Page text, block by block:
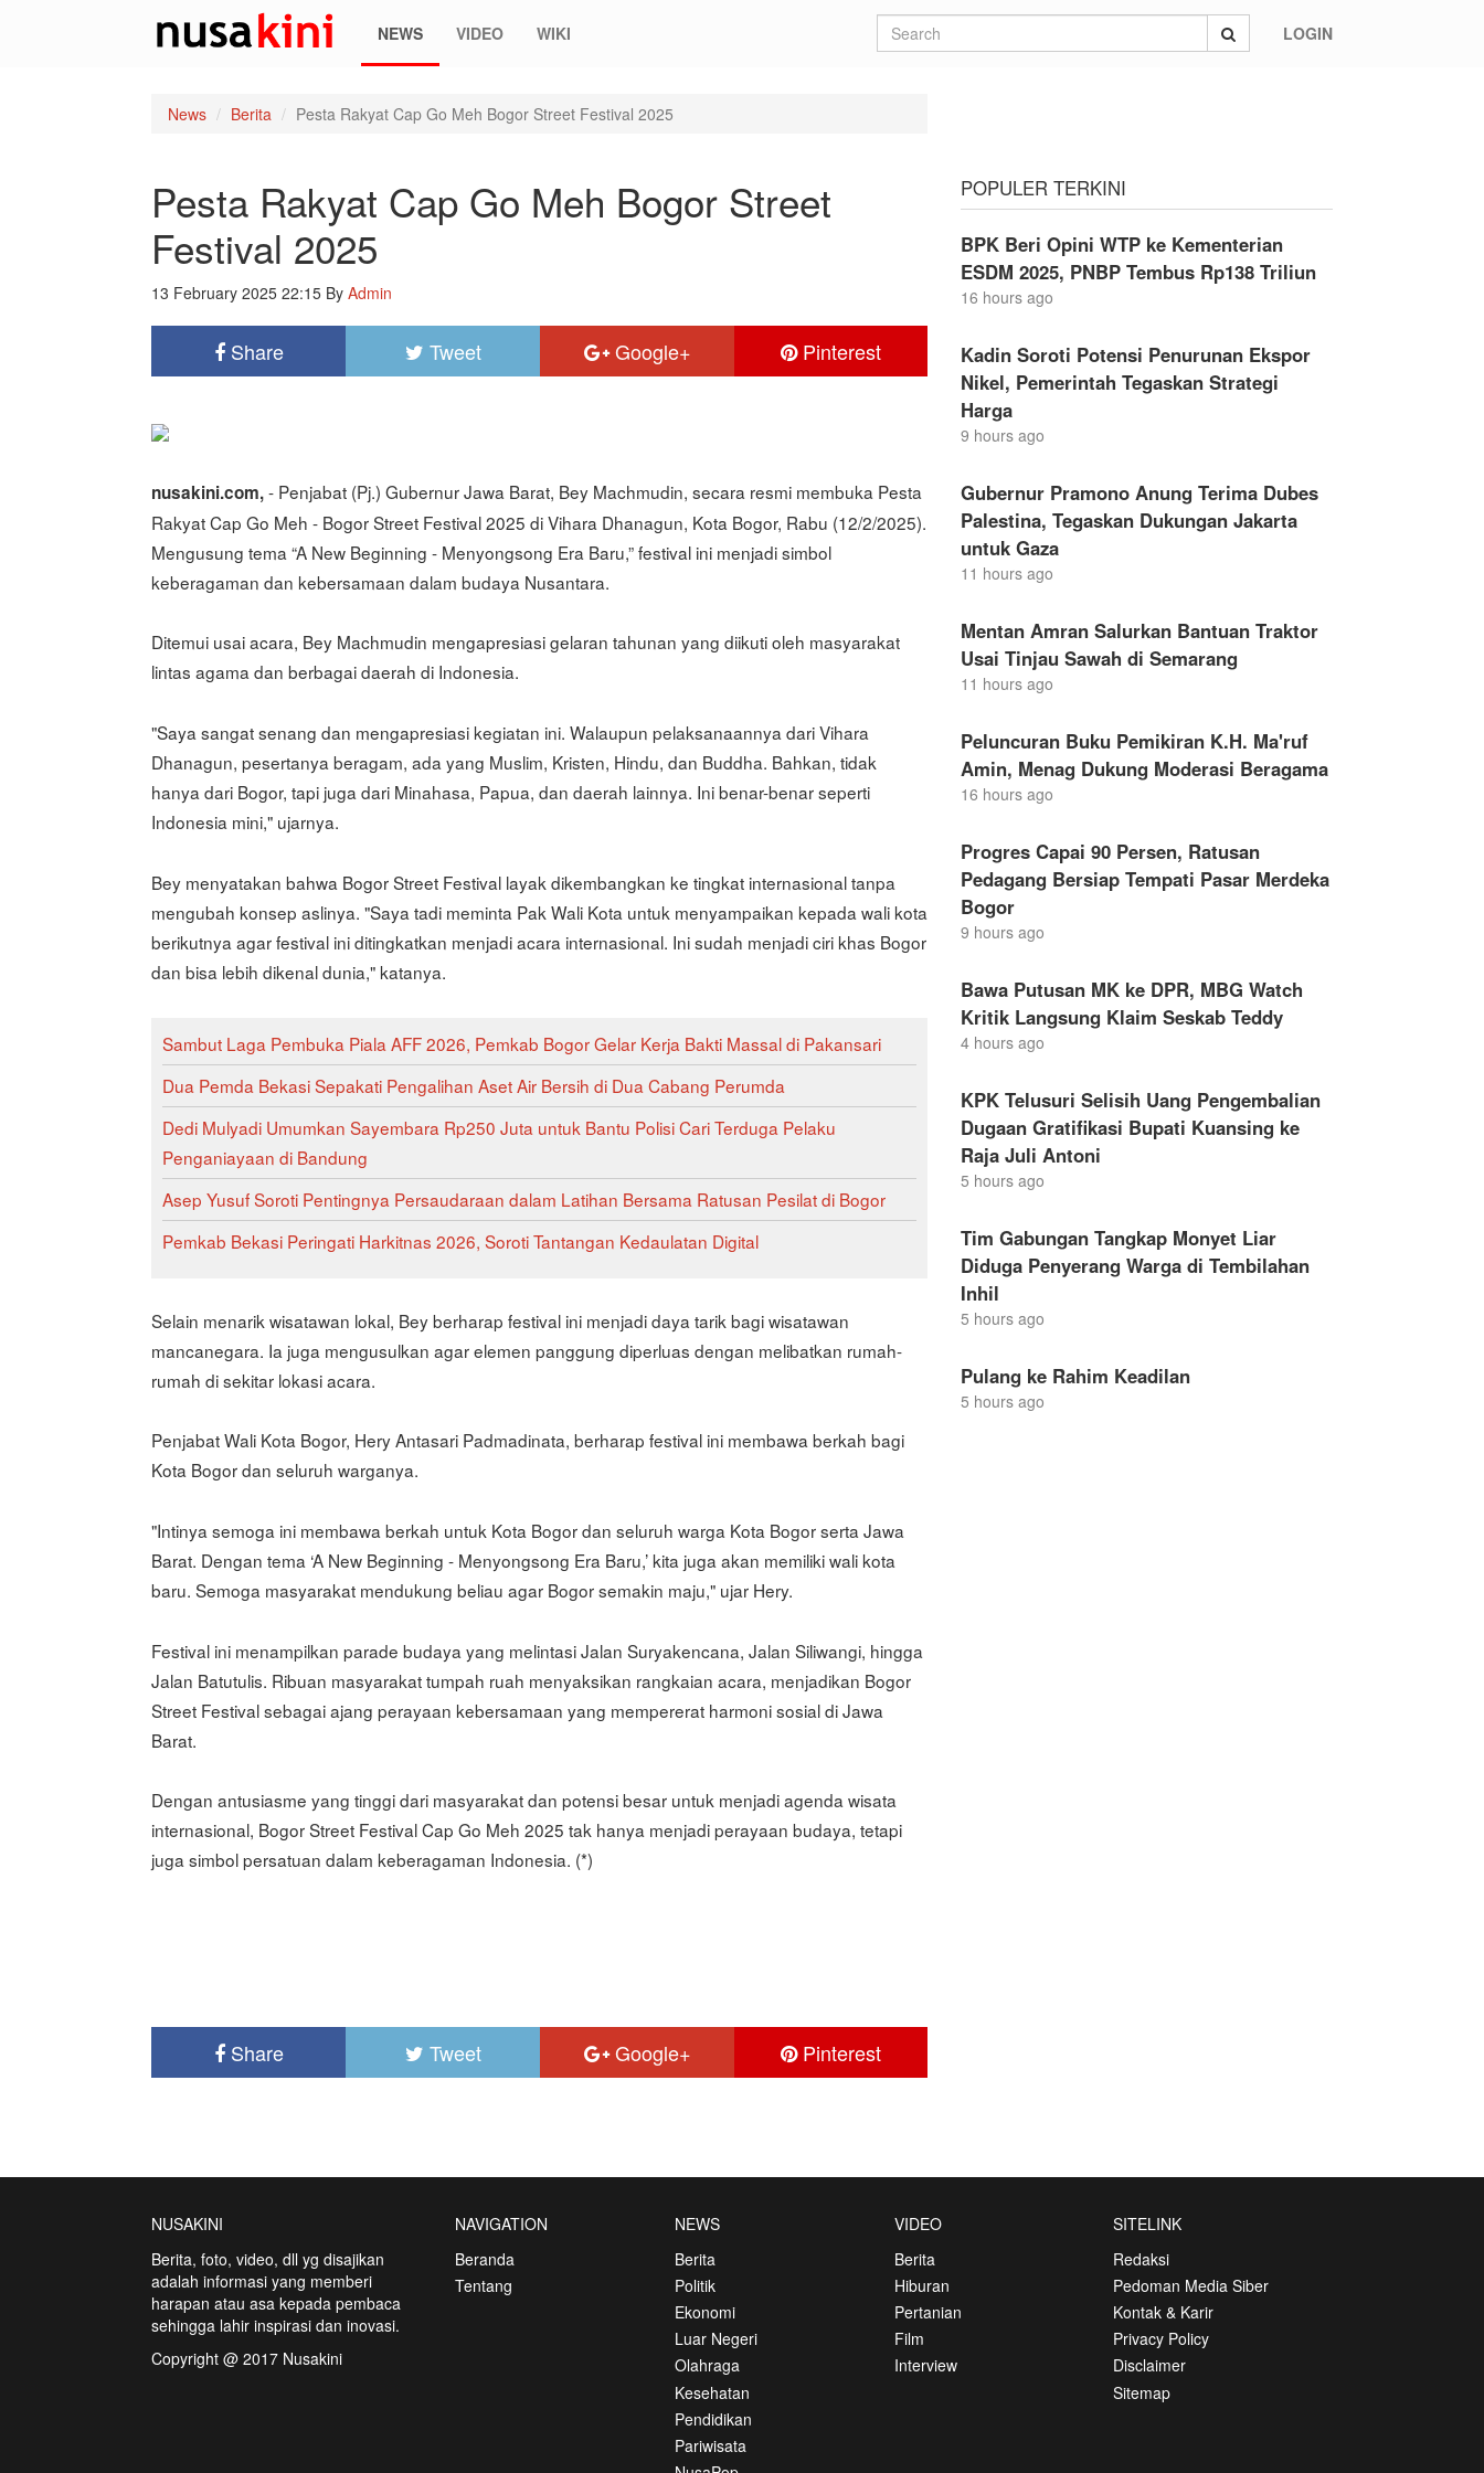
NEWS VIDEO WIKI LOGIN
News Berita Pesta Rakyat Cap Go Meh Bogor Street Festival 2025
Pesta Rakyat Cap Go Meh Bogor Street
Festival 2025
13 February 2025 22:15 By Admin
Share Tweet Google+ Pinterest
nusakini.com,- Penjabat (Pj.) Gubernur Jawa Barat, Bey Machmudin, secara resmi membuka Pesta
Rakyat Cap Go Meh - Bogor Street Festival 2025 di Vihara Dhanagun, Kota Bogor, Rabu (12/2/2025).
Mengusung tema “A New Beginning - Menyongsong Era Baru,” festival ini menjadi simbol
keberagaman dan kebersamaan dalam budaya Nusantara.
Ditemui usai acara, Bey Machmudin mengapresiasi gelaran tahunan yang diikuti oleh masyarakat
lintas agama dan berbagai daerah di Indonesia.
"Saya sangat senang dan mengapresiasi kegiatan ini. Walaupun pelaksanaannya dari Vihara
Dhanagun, pesertanya beragam, ada yang Muslim, Kristen, Hindu, dan Buddha. Bahkan, tidak
hanya dari Bogor, tapi juga dari Minahasa, Papua, dan daerah lainnya. Ini benar-benar seperti
Indonesia mini," ujarnya.
Bey menyatakan bahwa Bogor Street Festival layak dikembangkan ke tingkat internasional tanpa
mengubah konsep aslinya. "Saya tadi meminta Pak Wali Kota untuk menyampaikan kepada wali kota
berikutnya agar festival ini ditingkatkan menjadi acara internasional. Ini sudah menjadi ciri khas Bogor
dan bisa lebih dikenal dunia," katanya.
Sambut Laga Pembuka Piala AFF 2026, Pemkab Bogor Gelar Kerja Bakti Massal di Pakansari
Dua Pemda Bekasi Sepakati Pengalihan Aset Air Bersih di Dua Cabang Perumda
Dedi Mulyadi Umumkan Sayembara Rp250 Juta untuk Bantu Polisi Cari Terduga Pelaku
Penganiayaan di Bandung
Asep Yusuf Soroti Pentingnya Persaudaraan dalam Latihan Bersama Ratusan Pesilat di Bogor
Pemkab Bekasi Peringati Harkitnas 2026, Soroti Tantangan Kedaulatan Digital
Selain menarik wisatawan lokal, Bey berharap festival ini menjadi daya tarik bagi wisatawan
mancanegara. Ia juga mengusulkan agar elemen panggung diperluas dengan melibatkan rumah-
rumah di sekitar lokasi acara.
Penjabat Wali Kota Bogor, Hery Antasari Padmadinata, berharap festival ini membawa berkah bagi
Kota Bogor dan seluruh warganya.
"Intinya semoga ini membawa berkah untuk Kota Bogor dan seluruh warga Kota Bogor serta Jawa
Barat. Dengan tema ‘A New Beginning - Menyongsong Era Baru,’ kita juga akan memiliki wali kota
baru. Semoga masyarakat mendukung beliau agar Bogor semakin maju," ujar Hery.
Festival ini menampilkan parade budaya yang melintasi Jalan Suryakencana, Jalan Siliwangi, hingga
Jalan Batutulis. Ribuan masyarakat tumpah ruah menyaksikan rangkaian acara, menjadikan Bogor
Street Festival sebagai ajang perayaan kebersamaan yang mempererat harmoni sosial di Jawa
Barat.
Dengan antusiasme yang tinggi dari masyarakat dan potensi besar untuk menjadi agenda wisata
internasional, Bogor Street Festival Cap Go Meh 2025 tak hanya menjadi perayaan budaya, tetapi
juga simbol persatuan dalam keberagaman Indonesia. (*)
Share Tweet Google+ Pinterest
POPULER TERKINI
BPK Beri Opini WTP ke Kementerian
ESDM 2025, PNBP Tembus Rp138 Triliun
16 hours ago
Kadin Soroti Potensi Penurunan Ekspor
Nikel, Pemerintah Tegaskan Strategi
Harga
9 hours ago
Gubernur Pramono Anung Terima Dubes
Palestina, Tegaskan Dukungan Jakarta
untuk Gaza
11 hours ago
Mentan Amran Salurkan Bantuan Traktor
Usai Tinjau Sawah di Semarang
11 hours ago
Peluncuran Buku Pemikiran K.H. Ma'ruf
Amin, Menag Dukung Moderasi Beragama
16 hours ago
Progres Capai 90 Persen, Ratusan
Pedagang Bersiap Tempati Pasar Merdeka
Bogor
9 hours ago
Bawa Putusan MK ke DPR, MBG Watch
Kritik Langsung Klaim Seskab Teddy
4 hours ago
KPK Telusuri Selisih Uang Pengembalian
Dugaan Gratifikasi Bupati Kuansing ke
Raja Juli Antoni
5 hours ago
Tim Gabungan Tangkap Monyet Liar
Diduga Penyerang Warga di Tembilahan
Inhil
5 hours ago
Pulang ke Rahim Keadilan
5 hours ago
NUSAKINI
Berita, foto, video, dll yg disajikan
adalah informasi yang memberi
harapan atau asa kepada pembaca
sehingga lahir inspirasi dan inovasi.
Copyright @ 2017 Nusakini
NAVIGATION
Beranda
Tentang
NEWS
Berita
Politik
Ekonomi
Luar Negeri
Olahraga
Kesehatan
Pendidikan
Pariwisata
VIDEO
Berita
Hiburan
Pertanian
Film
Interview
SITELINK
Redaksi
Pedoman Media Siber
Kontak & Karir
Privacy Policy
Disclaimer
Sitemap